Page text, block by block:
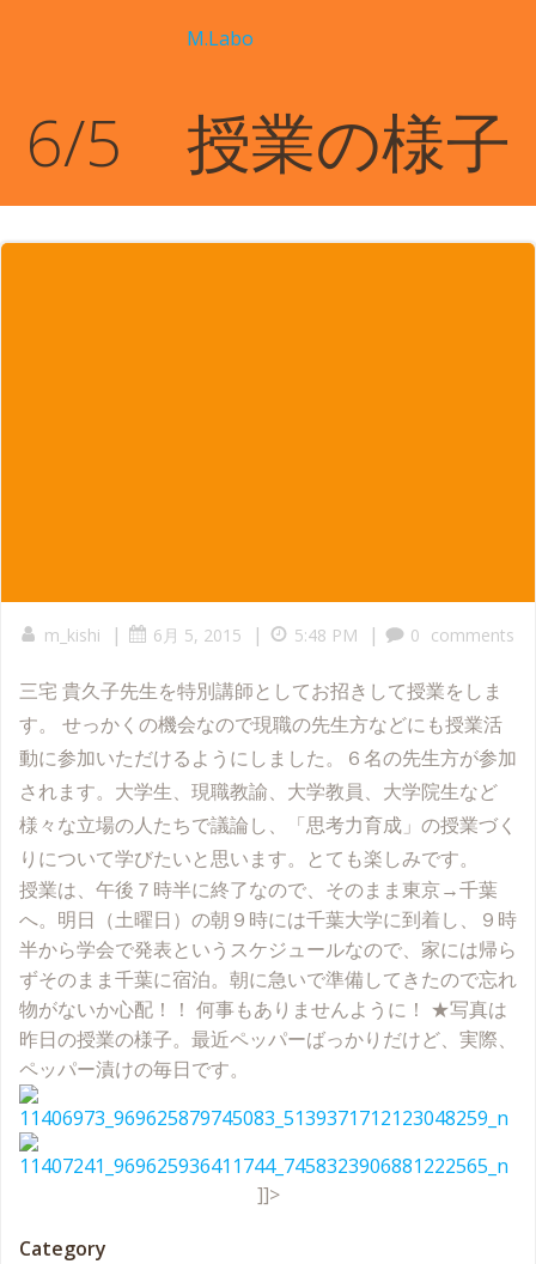
ツ
へ
キ
ッ
M.Labo
6/5 授業の様子
m_kishi | 6月 5, 2015 | 5:48 PM | 0 comments
三宅 貴久子先生を特別講師としてお招きして授業をしま
す。 せっかくの機会なので現職の先生方などにも授業活
動に参加いただけるようにしました。６名の先生方が参加
されます。大学生、現職教諭、大学教員、大学院生など
様々な立場の人たちで議論し、「思考力育成」の授業づく
りについて学びたいと思います。とても楽しみです。
授業は、午後７時半に終了なので、そのまま東京→千葉
へ。明日（土曜日）の朝９時には千葉大学に到着し、９時
半から学会で発表というスケジュールなので、家には帰ら
ずそのまま千葉に宿泊。朝に急いで準備してきたので忘れ
物がないか心配！！ 何事もありませんように！ ★写真は
昨日の授業の様子。最近ペッパーばっかりだけど、実際、
ペッパー漬けの毎日です。
]]>
Category